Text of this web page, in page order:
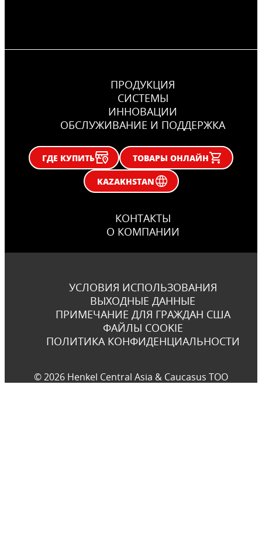
ПРОДУКЦИЯ
CИСТЕМЫ
ИННОВАЦИИ
ОБСЛУЖИВАНИЕ И ПОДДЕРЖКА
ГДЕ КУПИТЬ
ТОВАРЫ ОНЛАЙН
KAZAKHSTAN
КОНТАКТЫ
О КОМПАНИИ
УСЛОВИЯ ИСПОЛЬЗОВАНИЯ
ВЫХОДНЫЕ ДАННЫЕ
ПРИМЕЧАНИЕ ДЛЯ ГРАЖДАН США
ФАЙЛЫ COOKIE
ПОЛИТИКА КОНФИДЕНЦИАЛЬНОСТИ
© 2026 Henkel Central Asia & Caucasus TOO